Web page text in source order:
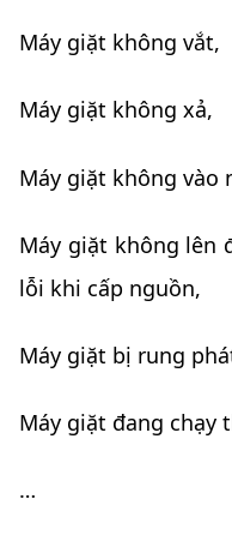
Máy giặt không vắt,
Máy giặt không xả,
Máy giặt không vào
Máy giặt không lên
lỗi khi cấp nguồn,
Máy giặt bị rung
Máy giặt đang
…